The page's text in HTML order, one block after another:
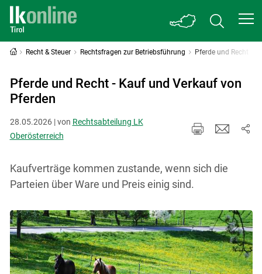
Recht & Steuer Rechtsfragen zur Betriebsführung Pferde und Recht
Pferde und Recht - Kauf und Verkauf von
Pferden
28.05.2026 | von Rechtsabteilung LK
Oberösterreich
Kaufverträge kommen zustande, wenn sich die
Parteien über Ware und Preis einig sind.